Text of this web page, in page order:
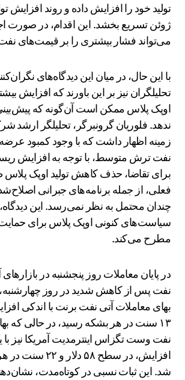
تولید خود را افزایش داده و روند افزایش
ژوئن تسریع بخشد. این اقدام، در صورت
می‌تواند فشار بیشتری را بر قیمت‌های
با این حال، در میان این دیدگاه‌های
تحلیلگران نیز بر این باورند که افزایش
اوپک پلاس ممکن است آن‌گونه که
ندهد. فلوریان گرونبرگر، تحلیلگر ارشد
زمینه اظهار داشت که با وجود کمبود عرضه
نفت ترش متوسط، با توجه به افزایش
برای تقاضا، حذف کاهش تولید اوپک پلاس
چندان محتمل به نظر نمی‌رسد. این دیدگاه،
سیاست‌های کنونی اوپک پلاس برای
مطرح می‌کند.
در پایان معاملات روز پنجشنبه در
نفت پس از کاهش شدید در روز چهارشنبه،
۱۳ سنت در هر بشکه رسید، در حالی که
نفت وست تگزاس اینترمدیت آمریکا نیز
افزایش، در سطح ۵۸
شد. این ثبات نسبی در کوتاه‌مدت،